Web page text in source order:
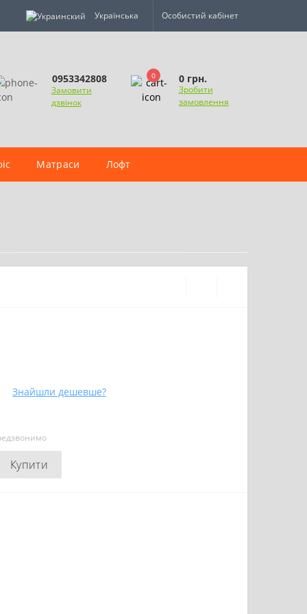
Українська Особистий кабінет
0953342808
Замовити
дзвінок
0 0 грн.
Зробити
замовлення
Матраси Лофт
Знайшли дешевше?
Купити